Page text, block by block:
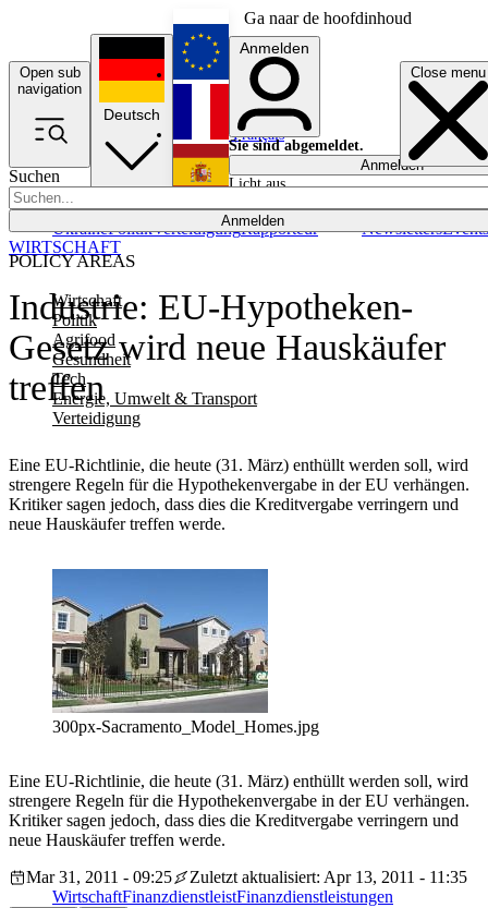
Ga naar de hoofdinhoud
Open sub
navigation
Close menu
Suchen
Anmelden
POLICY AREAS
Wirtschaft
Politik
Agrifood
Gesundheit
Tech
Energie, Umwelt & Transport
Verteidigung
UkrainePolitikVerteidigungRapporteur NewslettersEvents
Deutsch
English
Français
Anmelden
Sie sind abgemeldet.
Anmelden
Licht aus
Industrie: EU-Hypotheken-
Gesetz wird neue Hauskäufer
treffen
Eine EU-Richtlinie, die heute (31. März) enthüllt werden soll, wird
strengere Regeln für die Hypothekenvergabe in der EU verhängen.
Kritiker sagen jedoch, dass dies die Kreditvergabe verringern und
neue Hauskäufer treffen werde.
WIRTSCHAFT
300px-Sacramento_Model_Homes.jpg
Eine EU-Richtlinie, die heute (31. März) enthüllt werden soll, wird
strengere Regeln für die Hypothekenvergabe in der EU verhängen.
Kritiker sagen jedoch, dass dies die Kreditvergabe verringern und
neue Hauskäufer treffen werde.
Mar 31, 2011 - 09:25
Zuletzt aktualisiert: Apr 13, 2011 - 11:35
WirtschaftFinanzdienstleistFinanzdienstleistungen